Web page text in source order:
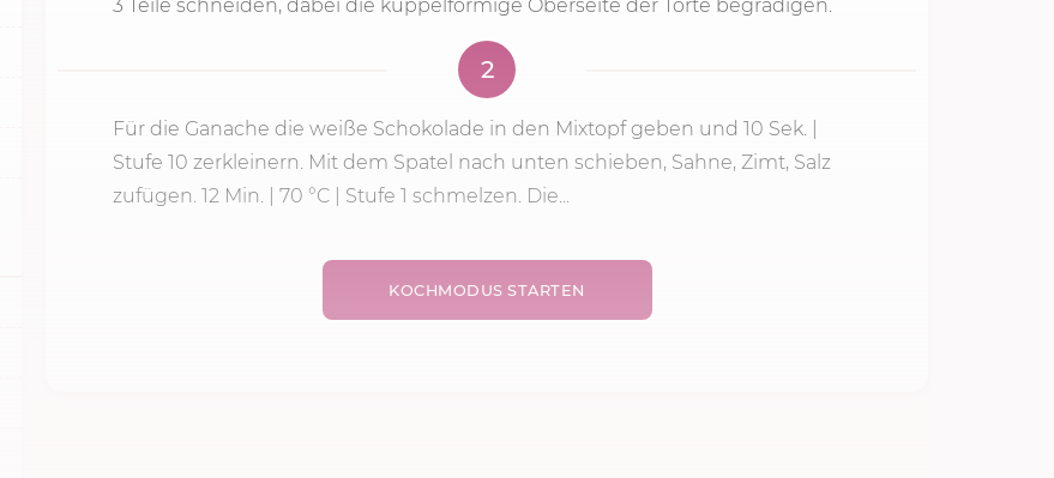
3 Teile schneiden, dabei die kuppelförmige Oberseite der Torte begradigen.
2
Für die Ganache die weiße Schokolade in den Mixtopf geben und 10 Sek.
Stufe 10 zerkleinern. Mit dem Spatel nach unten schieben, Sahne, Zimt, Salz
zufügen. 12 Min. 70 °C Stufe 1 schmelzen. Die...
KOCHMODUS STARTEN